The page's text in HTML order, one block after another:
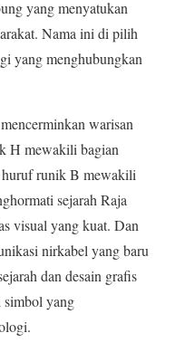
yang menyatukan
Nama ini di pilih
yang menghubungkan
warisan
H mewakili bagian
huruf runik B mewakili
sejarah Raja
visual yang kuat. Dan
nirkabel yang baru
dan desain grafis
simbol yang